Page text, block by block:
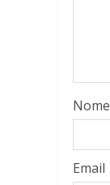
Nome
Email